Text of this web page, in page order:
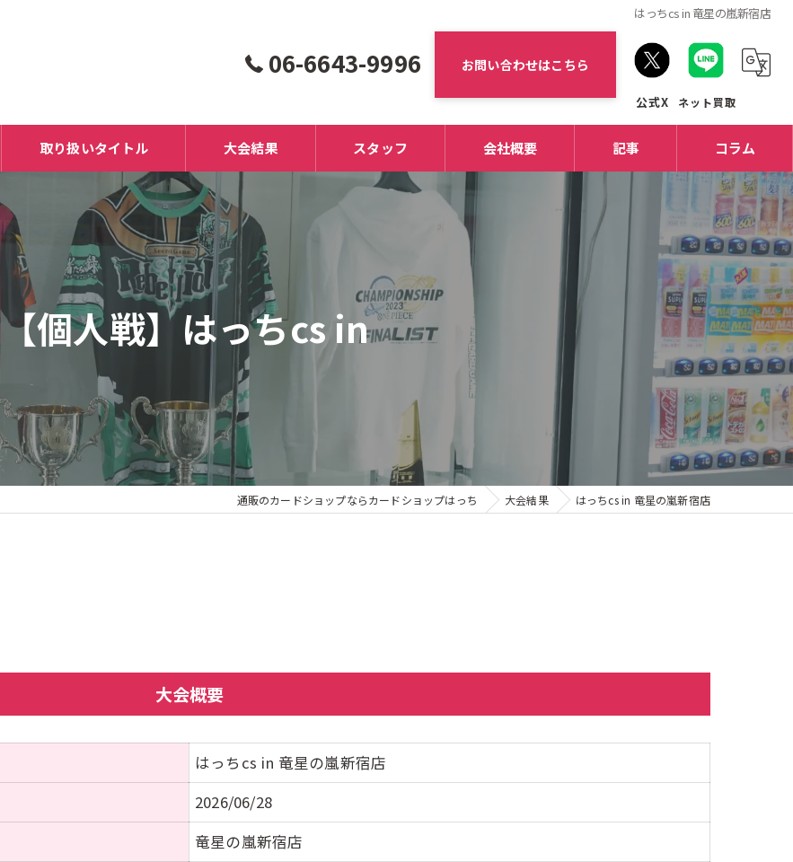
はっちcs in 竜星の嵐新宿店
06-6643-9996 お問い合わせはこちら
取り扱いタイトル 大会結果 スタッフ 会社概要 記事 コラム
【個人戦】はっちcs in
通販のカードショップならカードショップはっち 大会結果 はっちcs in 竜星の嵐新宿店
大会概要
はっちcs in 竜星の嵐新宿店
2026/06/28
竜星の嵐新宿店